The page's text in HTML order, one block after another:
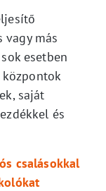
vagy más
esetben
saját
és
csalásokkal